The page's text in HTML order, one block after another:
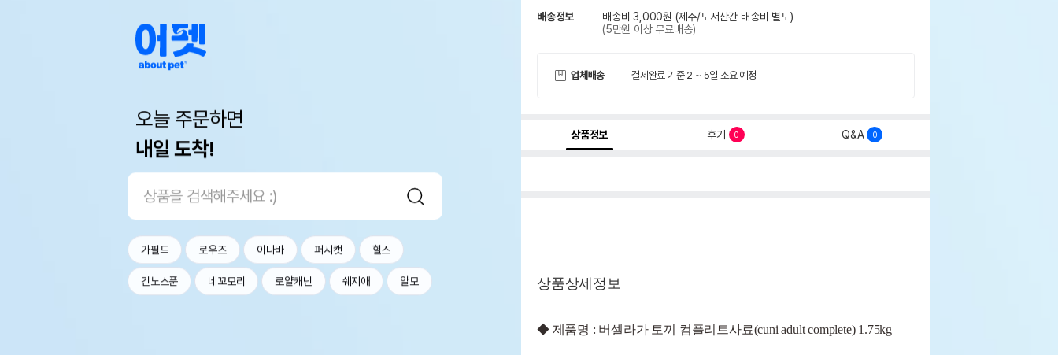
오늘 주문하면
내일 도착!
가필드 로우즈 이나바 퍼시캣 힐스
긴노스푼 네꼬모리 로얄캐닌 쉐지애 알모
배송정보 배송비 3,000원 (제주/도서산간 배송비 별도)
(5만원 이상 무료배송)
업체배송 결제완료 기준 2 ~ 5일 소요 예정
상품정보 후기 0 Q&A 0
상품상세정보
◆ 제품명 : 버셀라가 토끼 컴플리트사료(cuni adult complete) 1.75kg